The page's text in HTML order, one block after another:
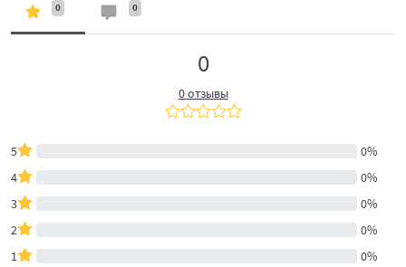
0 0
0
0 отзывы
5
0%
4
0%
3
0%
2
0%
1
0%